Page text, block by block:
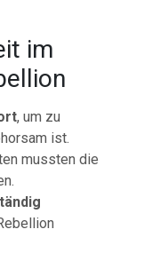
im
, um zu
ist.
mussten die